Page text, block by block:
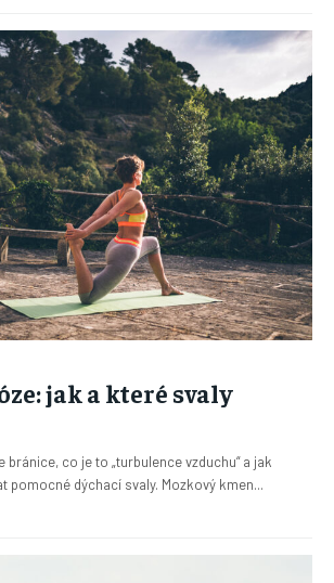
jak a které svaly
bránice, co je to „turbulence vzduchu“ a jak
během cvičení ovládat pomocné dýchací svaly. Mozkový kmen...